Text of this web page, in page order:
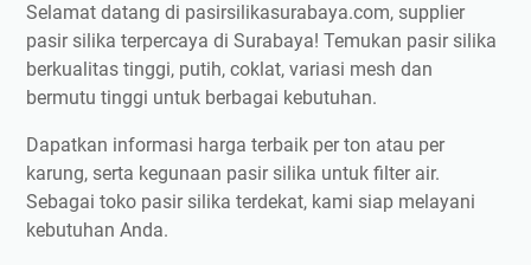
Selamat datang di pasirsilikasurabaya.com, supplier
pasir silika terpercaya di Surabaya! Temukan pasir silika
berkualitas tinggi, putih, coklat, variasi mesh dan
bermutu tinggi untuk berbagai kebutuhan.
Dapatkan informasi harga terbaik per ton atau per
karung, serta kegunaan pasir silika untuk filter air.
Sebagai toko pasir silika terdekat, kami siap melayani
kebutuhan Anda.